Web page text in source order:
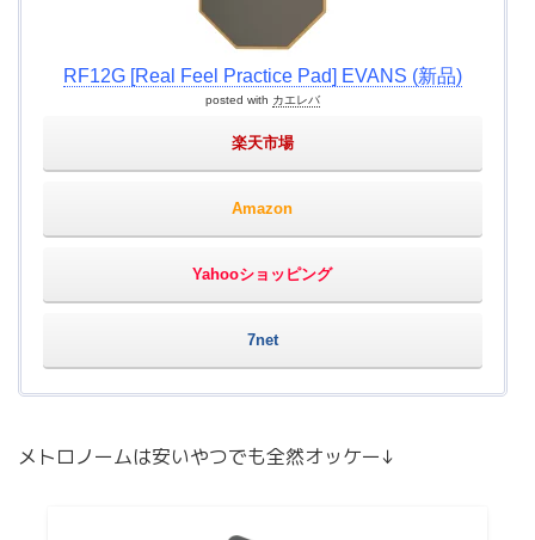
RF12G [Real Feel Practice Pad] EVANS (新品)
posted with カエレバ
楽天市場
Amazon
Yahooショッピング
7net
メトロノームは安いやつでも全然オッケー↓